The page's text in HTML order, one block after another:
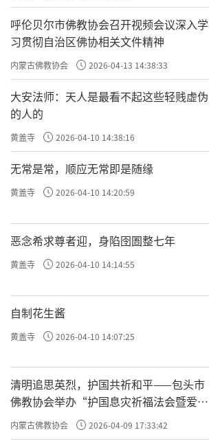
呼伦贝尔市佛教协会召开视频会议深入学
习贯彻自治区佛协相关文件精神
内蒙古佛教协会 2026-04-13 14:38:33
大安法师：天人是最看不起这些轻贱虚伪
的人的
黄盖寺 2026-04-10 14:38:16
无常是常，顺应无常即是随缘
黄盖寺 2026-04-10 14:20:59
恶念希求尊者迎，身陷囹圄整七年
黄盖寺 2026-04-10 14:14:55
自制花生酱
黄盖寺 2026-04-10 14:07:25
清明追思英烈，护国共祈和平——包头市
佛教协会举办“护国息灾祈福法会暨爱国
主义电影观影活动”
内蒙古佛教协会 2026-04-09 17:33:42